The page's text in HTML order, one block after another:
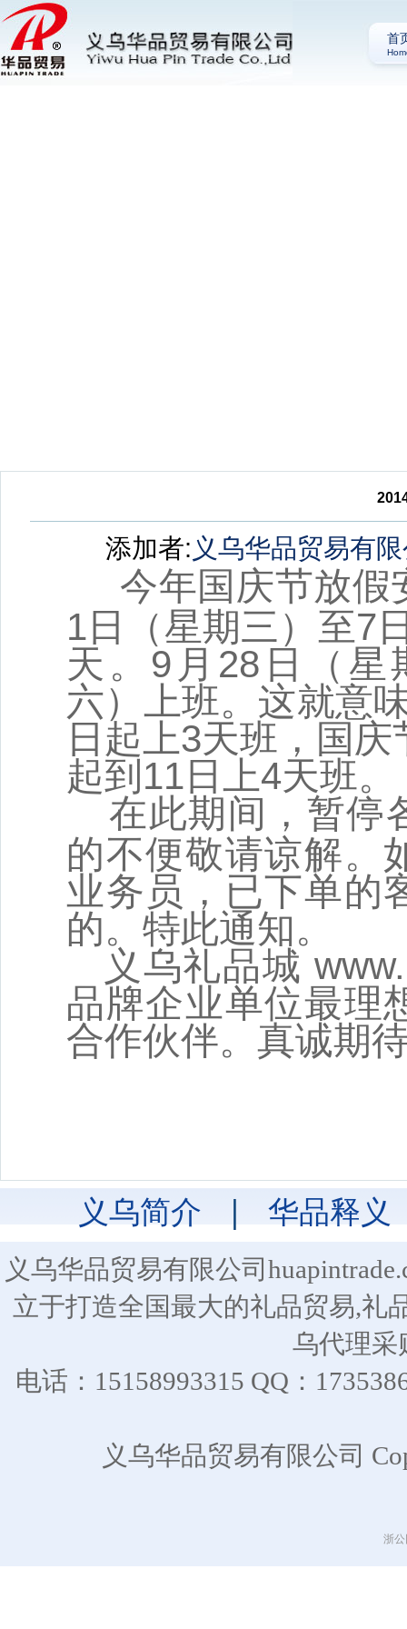
首
添加者: 义乌华品贸易有
今年国庆节放假
1日（星期三）至7
天。9月28日（星
六）上班。这就意
日起上3天班，国
起到11日上4天班。
在此期间，暂停
的不便敬请谅解。
业务员，已下单的
的。特此通知。
义乌礼品城
品牌企业单位最理
合作伙伴。真诚期
义乌简介 | 华品释义
义乌华品贸易有限公司
立于打造全国最大的礼品贸易,礼
乌代理采
电话：15158993315 QQ：
义乌华品贸易有限公司
浙公